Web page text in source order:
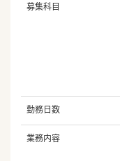
募集科目
勤務日数
業務内容